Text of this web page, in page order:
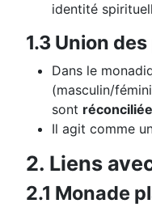
identité
1.3 Union
Dans le
(masculin/
sont
Il agit comme
2. Liens
2.1 Monade